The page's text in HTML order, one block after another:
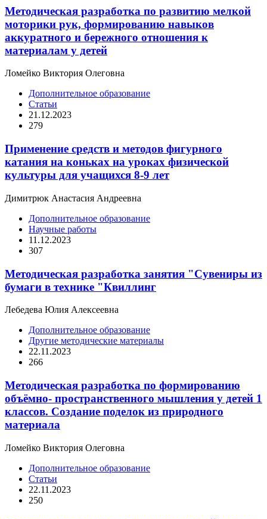
Методическая разработка по развитию мелкой
моторики рук, формированию навыков
аккуратного и бережного отношения к
материалам у детей
Ломейко Виктория Олеговна
Дополнительное образование
Статьи
21.12.2023
279
Применение средств и методов фигурного
катания на коньках на уроках физической
культуры для учащихся 8-9 лет
Димитрюк Анастасия Андреевна
Дополнительное образование
Научные работы
11.12.2023
307
Методическая разработка занятия "Сувениры из
бумаги в технике "Квиллинг
Лебедева Юлия Алексеевна
Дополнительное образование
Другие методические материалы
22.11.2023
266
Методическая разработка по формированию
объёмно- пространственного мышления у детей 1
классов. Создание поделок из природного
материала
Ломейко Виктория Олеговна
Дополнительное образование
Статьи
22.11.2023
250